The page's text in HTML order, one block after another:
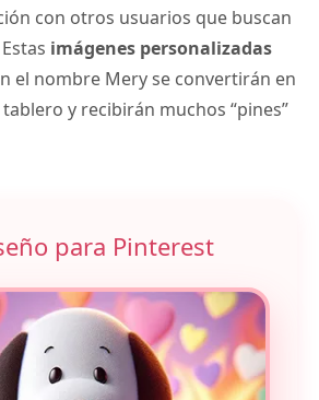
con otros usuarios que buscan
imágenes personalizadas
el nombre Mery se convertirán en
y recibirán muchos “pines”
para Pinterest